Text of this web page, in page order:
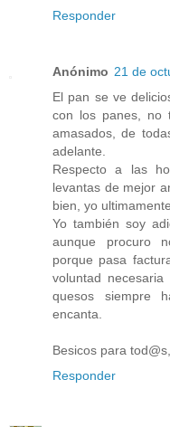
Responder
Anónimo 21 de
El pan se ve
con los panes, no
amasados, de
adelante.
Respecto a las
levantas de mejor
bien, yo
Yo también soy
aunque procuro
porque pasa
voluntad
quesos siempre
encanta.
Besicos para
Responder